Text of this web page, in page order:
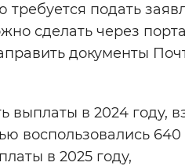
подать
сделать через
документы
выплаты в 2024 году,
воспользовались 640
в 2025 году,